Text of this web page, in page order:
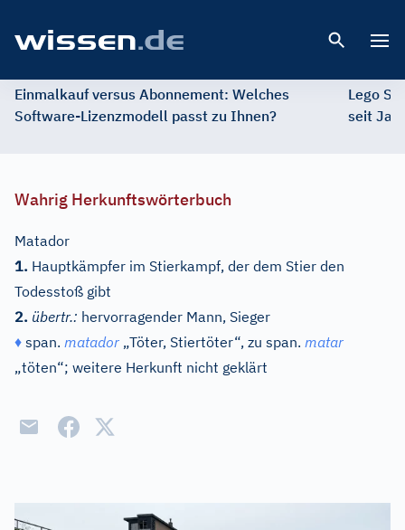
Einmalkauf versus Abonnement: Welches
Software-Lizenzmodell passt zu Ihnen?
Lego
seit
Wahrig Herkunftswörterbuch
Matador
1. Hauptkämpfer im Stierkampf, der dem Stier den
Todesstoß gibt
2. übertr.: hervorragender Mann, Sieger
♦ span. matador „Töter, Stiertöter“, zu span. matar
„töten“; weitere Herkunft nicht geklärt